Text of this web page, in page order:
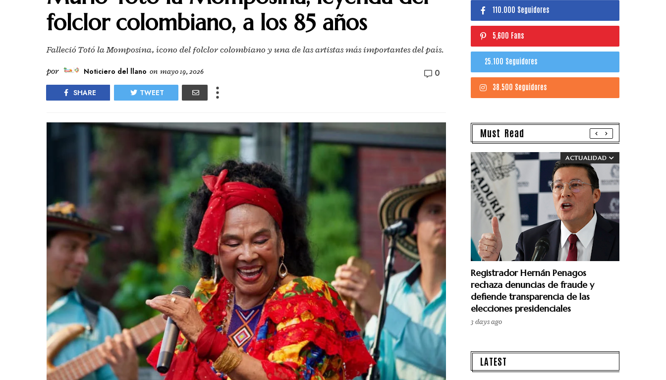
folclor colombiano, a los 85 años
Falleció Totó la Momposina, ícono del folclor colombiano y una de las artistas más importantes del país.
por Noticiero del llano on mayo 19, 2026 0
SHARE TWEET
110.000 Seguidores
5,600 Fans
25.100 Seguidores
38.500 Seguidores
Must Read
ACTUALIDAD
Registrador Hernán Penagos
rechaza denuncias de fraude y
defiende transparencia de las
elecciones presidenciales
3 days ago
LATEST